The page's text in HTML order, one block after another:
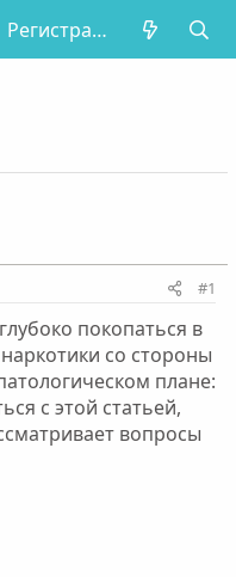
Регистрация
#1
покопаться в
со стороны
плане:
с этой статьей,
вопросы